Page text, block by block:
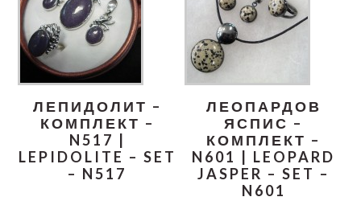
ЛЕПИДОЛИТ –
КОМПЛЕКТ –
N517 |
LEPIDOLITE – SET
– N517
ЛЕОПАРДОВ
ЯСПИС –
КОМПЛЕКТ –
N601 | LEOPARD
JASPER – SET –
N601